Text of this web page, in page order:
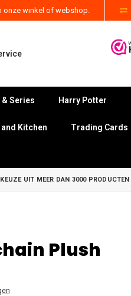
onze winkel of webshop.
& Series Harry Potter
Kitchen Trading Cards
KEUZE UIT MEER DAN 3000 PRODUCTEN
Plush